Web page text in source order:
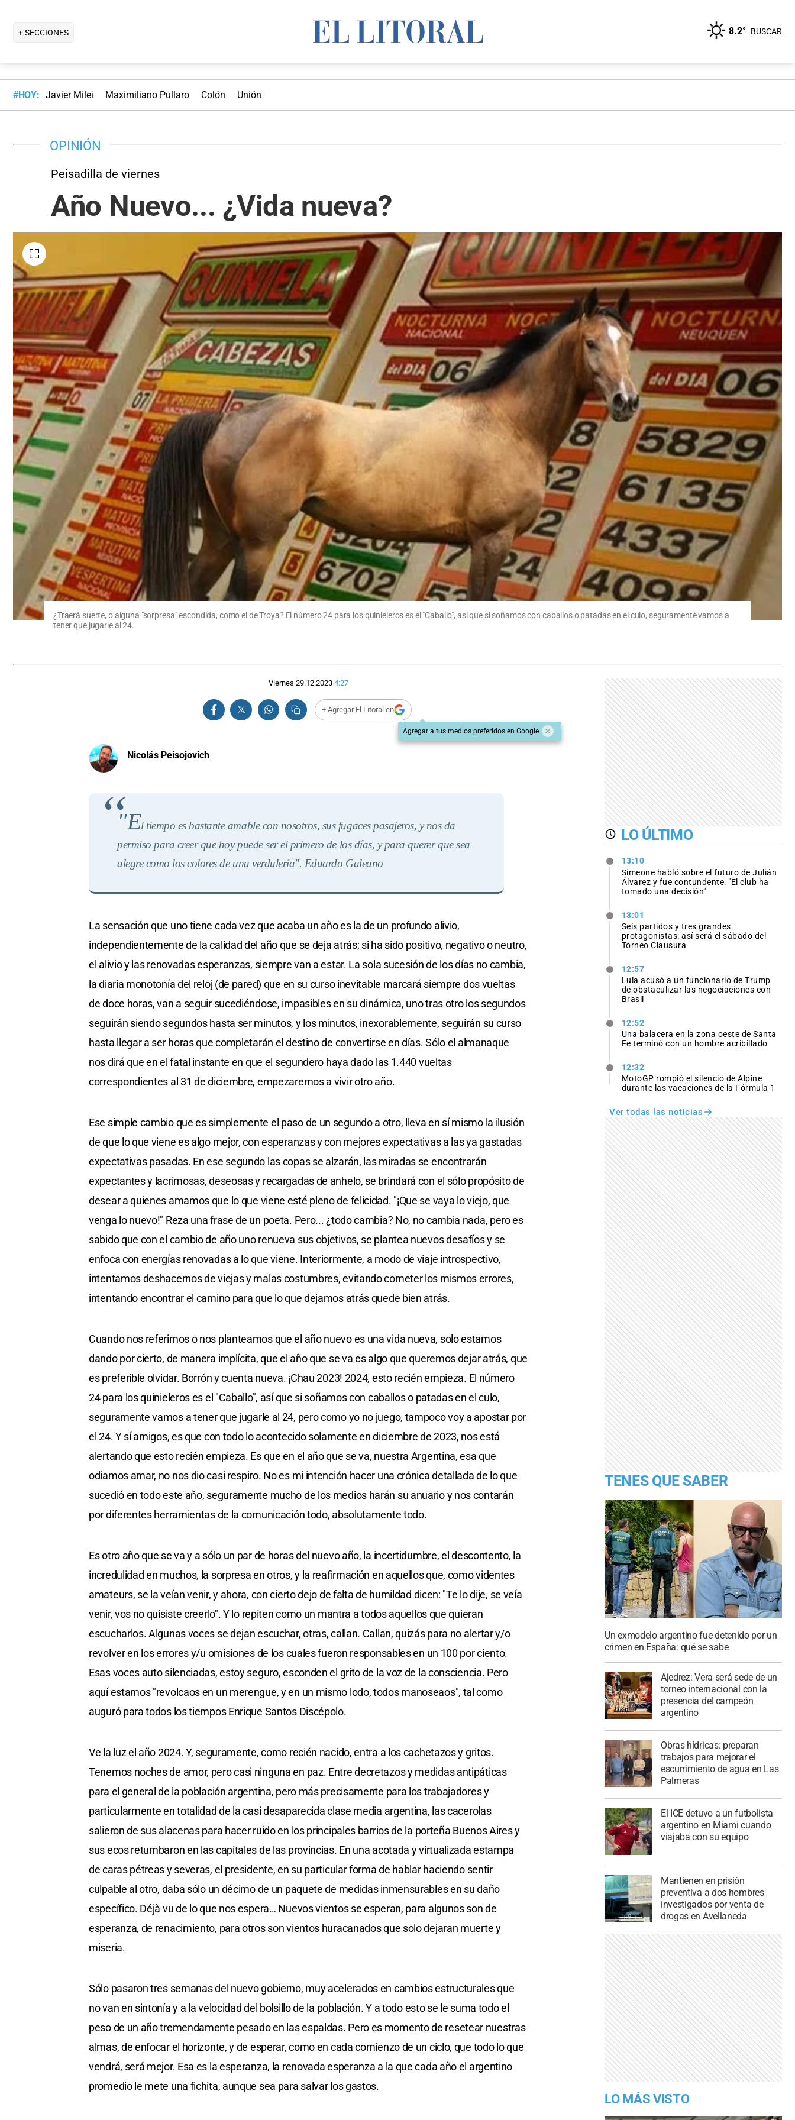
+ SECCIONES 8.2° BUSCAR
#HOY: Javier Milei Maximiliano Pullaro Colón Unión
OPINIÓN
Peisadilla de viernes
Año Nuevo... ¿Vida nueva?
¿Traerá suerte, o alguna "sorpresa" escondida, como el de Troya? El número 24 para los quinieleros es el "Caballo", así que si soñamos con caballos o patadas en el culo, seguramente vamos a
tener que jugarle al 24.
Viernes 29.12.2023 4:27
+ Agregar El Litoral en
Agregar a tus medios preferidos en Google
Nicolás Peisojovich
"El tiempo es bastante amable con nosotros, sus fugaces pasajeros, y nos da
permiso para creer que hoy puede ser el primero de los días, y para querer que sea
alegre como los colores de una verdulería". Eduardo Galeano
La sensación que uno tiene cada vez que acaba un año es la de un profundo alivio,
independientemente de la calidad del año que se deja atrás; si ha sido positivo, negativo o neutro,
el alivio y las renovadas esperanzas, siempre van a estar. La sola sucesión de los días no cambia,
la diaria monotonía del reloj (de pared) que en su curso inevitable marcará siempre dos vueltas
de doce horas, van a seguir sucediéndose, impasibles en su dinámica, uno tras otro los segundos
seguirán siendo segundos hasta ser minutos, y los minutos, inexorablemente, seguirán su curso
hasta llegar a ser horas que completarán el destino de convertirse en días. Sólo el almanaque
nos dirá que en el fatal instante en que el segundero haya dado las 1.440 vueltas
correspondientes al 31 de diciembre, empezaremos a vivir otro año.
Ese simple cambio que es simplemente el paso de un segundo a otro, lleva en sí mismo la ilusión
de que lo que viene es algo mejor, con esperanzas y con mejores expectativas a las ya gastadas
expectativas pasadas. En ese segundo las copas se alzarán, las miradas se encontrarán
expectantes y lacrimosas, deseosas y recargadas de anhelo, se brindará con el sólo propósito de
desear a quienes amamos que lo que viene esté pleno de felicidad. "¡Que se vaya lo viejo, que
venga lo nuevo!" Reza una frase de un poeta. Pero... ¿todo cambia? No, no cambia nada, pero es
sabido que con el cambio de año uno renueva sus objetivos, se plantea nuevos desafíos y se
enfoca con energías renovadas a lo que viene. Interiormente, a modo de viaje introspectivo,
intentamos deshacernos de viejas y malas costumbres, evitando cometer los mismos errores,
intentando encontrar el camino para que lo que dejamos atrás quede bien atrás.
Cuando nos referimos o nos planteamos que el año nuevo es una vida nueva, solo estamos
dando por cierto, de manera implícita, que el año que se va es algo que queremos dejar atrás, que
es preferible olvidar. Borrón y cuenta nueva. ¡Chau 2023! 2024, esto recién empieza. El número
24 para los quinieleros es el "Caballo", así que si soñamos con caballos o patadas en el culo,
seguramente vamos a tener que jugarle al 24, pero como yo no juego, tampoco voy a apostar por
el 24. Y sí amigos, es que con todo lo acontecido solamente en diciembre de 2023, nos está
alertando que esto recién empieza. Es que en el año que se va, nuestra Argentina, esa que
odiamos amar, no nos dio casi respiro. No es mi intención hacer una crónica detallada de lo que
sucedió en todo este año, seguramente mucho de los medios harán su anuario y nos contarán
por diferentes herramientas de la comunicación todo, absolutamente todo.
Es otro año que se va y a sólo un par de horas del nuevo año, la incertidumbre, el descontento, la
incredulidad en muchos, la sorpresa en otros, y la reafirmación en aquellos que, como videntes
amateurs, se la veían venir, y ahora, con cierto dejo de falta de humildad dicen: "Te lo dije, se veía
venir, vos no quisiste creerlo". Y lo repiten como un mantra a todos aquellos que quieran
escucharlos. Algunas voces se dejan escuchar, otras, callan. Callan, quizás para no alertar y/o
revolver en los errores y/u omisiones de los cuales fueron responsables en un 100 por ciento.
Esas voces auto silenciadas, estoy seguro, esconden el grito de la voz de la consciencia. Pero
aquí estamos "revolcaos en un merengue, y en un mismo lodo, todos manoseaos", tal como
auguró para todos los tiempos Enrique Santos Discépolo.
Ve la luz el año 2024. Y, seguramente, como recién nacido, entra a los cachetazos y gritos.
Tenemos noches de amor, pero casi ninguna en paz. Entre decretazos y medidas antipáticas
para el general de la población argentina, pero más precisamente para los trabajadores y
particularmente en totalidad de la casi desaparecida clase media argentina, las cacerolas
salieron de sus alacenas para hacer ruido en los principales barrios de la porteña Buenos Aires y
sus ecos retumbaron en las capitales de las provincias. En una acotada y virtualizada estampa
de caras pétreas y severas, el presidente, en su particular forma de hablar haciendo sentir
culpable al otro, daba sólo un décimo de un paquete de medidas inmensurables en su daño
específico. Déjà vu de lo que nos espera… Nuevos vientos se esperan, para algunos son de
esperanza, de renacimiento, para otros son vientos huracanados que solo dejaran muerte y
miseria.
Sólo pasaron tres semanas del nuevo gobierno, muy acelerados en cambios estructurales que
no van en sintonía y a la velocidad del bolsillo de la población. Y a todo esto se le suma todo el
peso de un año tremendamente pesado en las espaldas. Pero es momento de resetear nuestras
almas, de enfocar el horizonte, y de esperar, como en cada comienzo de un ciclo, que todo lo que
vendrá, será mejor. Esa es la esperanza, la renovada esperanza a la que cada año el argentino
promedio le mete una fichita, aunque sea para salvar los gastos.
LO ÚLTIMO
13:10
Simeone habló sobre el futuro de Julián
Álvarez y fue contundente: "El club ha
tomado una decisión"
13:01
Seis partidos y tres grandes
protagonistas: así será el sábado del
Torneo Clausura
12:57
Lula acusó a un funcionario de Trump
de obstaculizar las negociaciones con
Brasil
12:52
Una balacera en la zona oeste de Santa
Fe terminó con un hombre acribillado
12:32
MotoGP rompió el silencio de Alpine
durante las vacaciones de la Fórmula 1
Ver todas las noticias
TENES QUE SABER
Un exmodelo argentino fue detenido por un
crimen en España: qué se sabe
Ajedrez: Vera será sede de un
torneo internacional con la
presencia del campeón
argentino
Obras hídricas: preparan
trabajos para mejorar el
escurrimiento de agua en Las
Palmeras
El ICE detuvo a un futbolista
argentino en Miami cuando
viajaba con su equipo
Mantienen en prisión
preventiva a dos hombres
investigados por venta de
drogas en Avellaneda
LO MÁS VISTO